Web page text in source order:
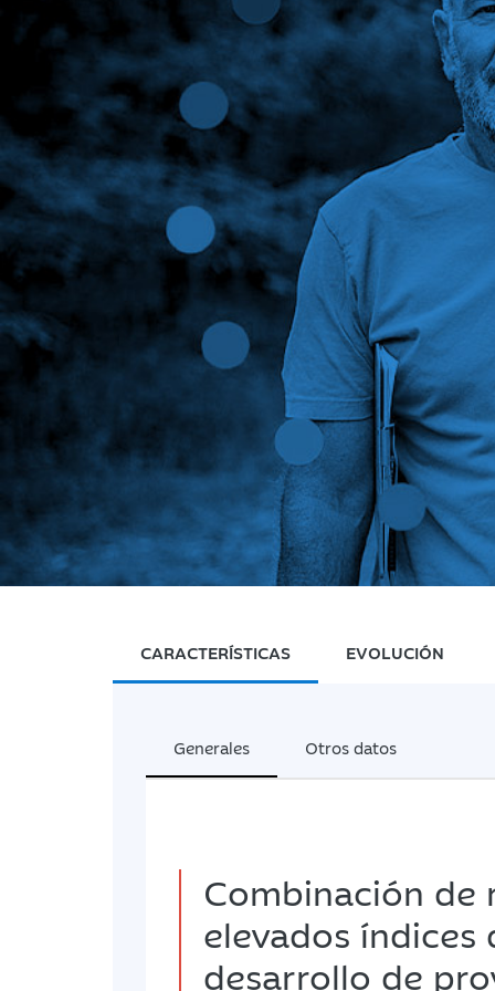
CARACTERÍSTICAS EVOLUCIÓN
Generales Otros datos
Combinación de
elevados
desarrollo de